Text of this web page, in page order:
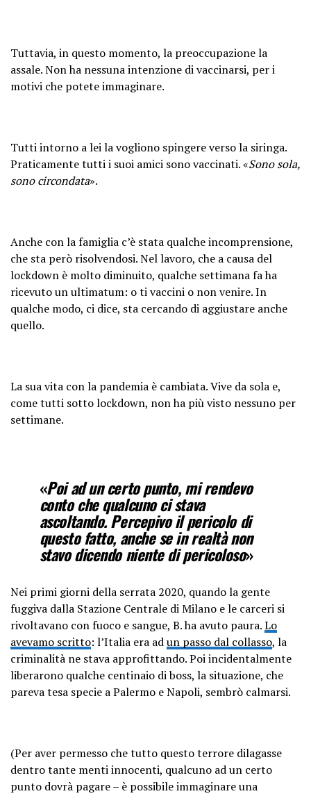
Tuttavia, in questo momento, la preoccupazione la
assale. Non ha nessuna intenzione di vaccinarsi, per i
motivi che potete immaginare.
Tutti intorno a lei la vogliono spingere verso la siringa.
Praticamente tutti i suoi amici sono vaccinati. «Sono sola,
sono circondata».
Anche con la famiglia c’è stata qualche incomprensione,
che sta però risolvendosi. Nel lavoro, che a causa del
lockdown è molto diminuito, qualche settimana fa ha
ricevuto un ultimatum: o ti vaccini o non venire. In
qualche modo, ci dice, sta cercando di aggiustare anche
quello.
La sua vita con la pandemia è cambiata. Vive da sola e,
come tutti sotto lockdown, non ha più visto nessuno per
settimane.
«Poi ad un certo punto, mi rendevo
conto che qualcuno ci stava
ascoltando. Percepivo il pericolo di
questo fatto, anche se in realtà non
stavo dicendo niente di pericoloso»
Nei primi giorni della serrata 2020, quando la gente
fuggiva dalla Stazione Centrale di Milano e le carceri si
rivoltavano con fuoco e sangue, B. ha avuto paura.Lo
avevamo scritto: l’Italia era adun passo dal collasso, la
criminalità ne stava approfittando. Poi incidentalmente
liberarono qualche centinaio di boss, la situazione, che
pareva tesa specie a Palermo e Napoli, sembrò calmarsi.
(Per aver permesso che tutto questo terrore dilagasse
dentro tante menti innocenti, qualcuno ad un certo
punto dovrà pagare – è possibile immaginare una